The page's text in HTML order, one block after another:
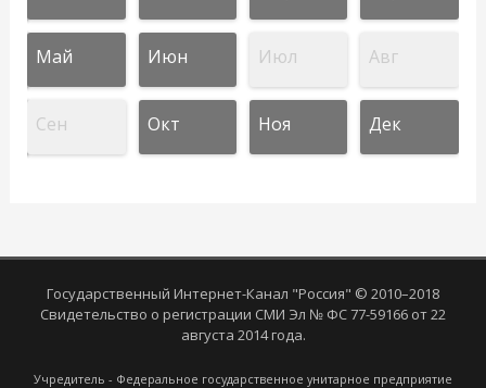
Май Июн Июл Авг
Сен Окт Ноя Дек
Государственный Интернет-Канал "Россия" © 2010–2018
Свидетельство о регистрации СМИ Эл № ФС 77-59166 от 22
августа 2014 года.
Учредитель - Федеральное государственное унитарное предприятие